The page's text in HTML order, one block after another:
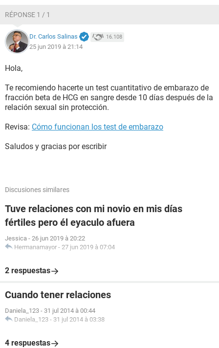
RÉPONSE 1 / 1
Dr. Carlos Salinas 16.108
25 jun 2019 à 21:14
Hola,
Te recomiendo hacerte un test cuantitativo de embarazo de
fracción beta de HCG en sangre desde 10 días después de la
relación sexual sin protección.
Revisa: Cómo funcionan los test de embarazo
Saludos y gracias por escribir
Discusiones similares
Tuve relaciones con mi novio en mis días
fértiles pero él eyaculo afuera
Jessica - 26 jun 2019 à 20:22
Hermanamayor - 27 jun 2019 à 07:04
2 respuestas
Cuando tener relaciones
Daniela_123 - 31 jul 2014 à 00:44
Daniela_123 - 31 jul 2014 à 03:38
4 respuestas